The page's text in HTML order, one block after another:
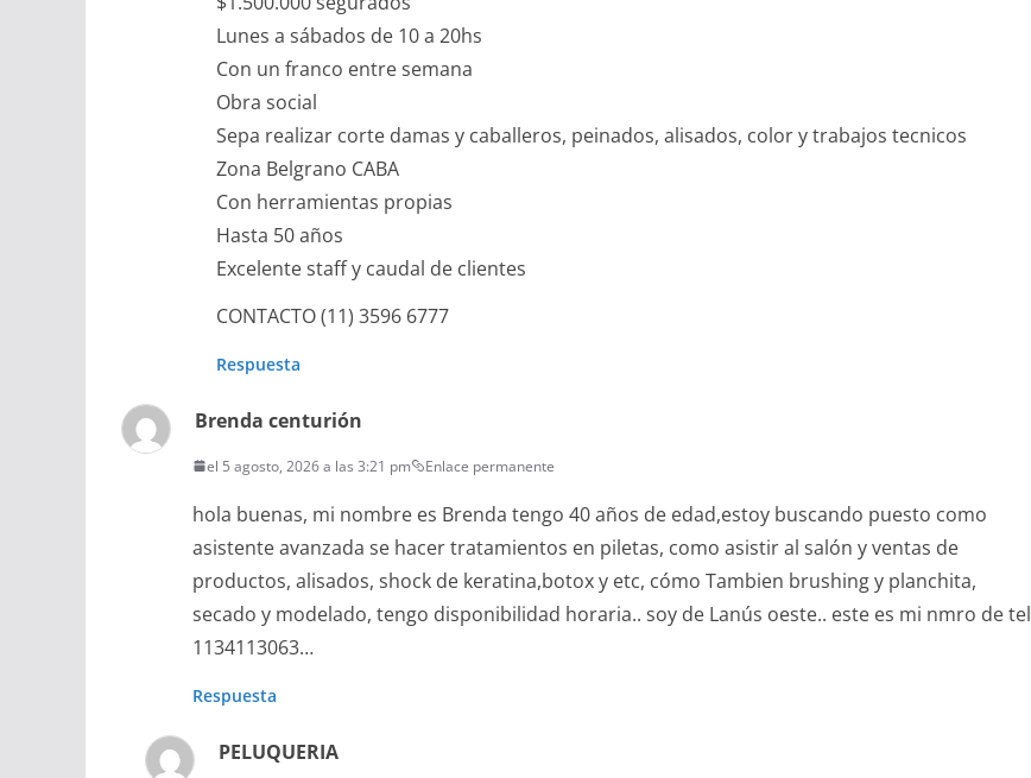
Lunes a sábados de 10 a 20hs
Con un franco entre semana
Obra social
Sepa realizar corte damas y caballeros, peinados, alisados, color y trabajos tecnicos
Zona Belgrano CABA
Con herramientas propias
Hasta 50 años
Excelente staff y caudal de clientes
CONTACTO (11) 3596 6777
Respuesta
Brenda centurión
el 5 agosto, 2026 a las 3:21 pm Enlace permanente
hola buenas, mi nombre es Brenda tengo 40 años de edad,estoy buscando puesto como
asistente avanzada se hacer tratamientos en piletas, como asistir al salón y ventas de
productos, alisados, shock de keratina,botox y etc, cómo Tambien brushing y planchita,
secado y modelado, tengo disponibilidad horaria.. soy de Lanús oeste.. este es mi nmro de tel
1134113063…
Respuesta
PELUQUERIA